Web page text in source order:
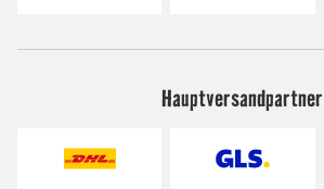
Hauptversandpartner